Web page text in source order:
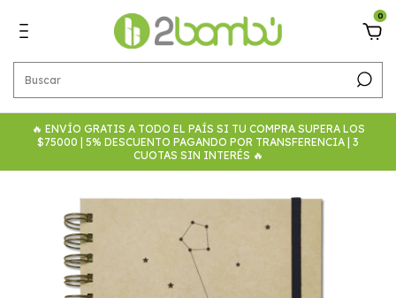
0
🔥 ENVÍO GRATIS A TODO EL PAÍS SI TU COMPRA SUPERA LOS
$75000 | 5% DESCUENTO PAGANDO POR TRANSFERENCIA | 3
CUOTAS SIN INTERÉS 🔥